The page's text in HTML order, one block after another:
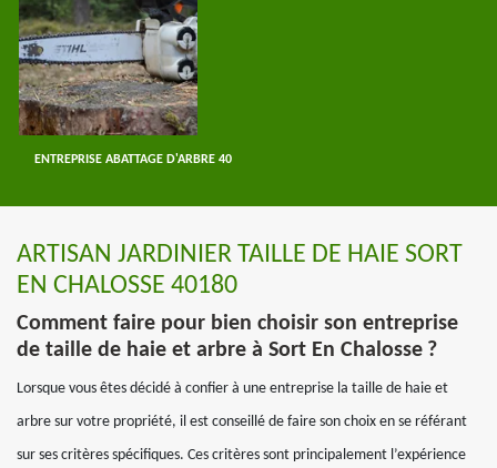
ENTREPRISE ABATTAGE D'ARBRE 40
ARTISAN JARDINIER TAILLE DE HAIE SORT
EN CHALOSSE 40180
Comment faire pour bien choisir son entreprise
de taille de haie et arbre à Sort En Chalosse ?
Lorsque vous êtes décidé à confier à une entreprise la taille de haie et
arbre sur votre propriété, il est conseillé de faire son choix en se référant
sur ses critères spécifiques. Ces critères sont principalement l’expérience